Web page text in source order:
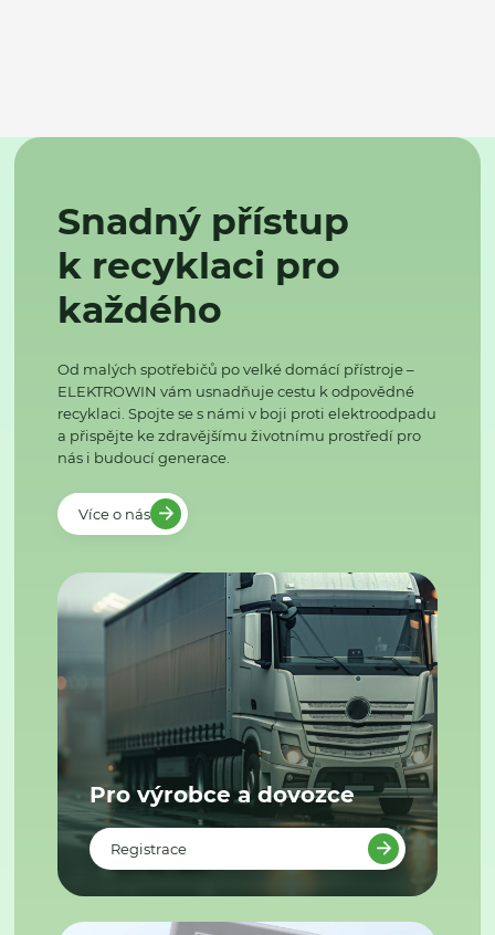
Snadný přístup
k recyklaci pro
každého
Od malých spotřebičů po velké domácí přístroje –
ELEKTROWIN vám usnadňuje cestu k odpovědné
recyklaci. Spojte se s námi v boji proti elektroodpadu
a přispějte ke zdravějšímu životnímu prostředí pro
nás i budoucí generace.
Více o nás
Pro výrobce a dovozce
Registrace